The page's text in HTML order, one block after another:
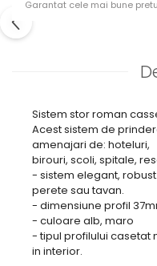
Garantat cele mai bune
Sistem stor roman
Acest sistem de
amenajari de: hoteluri,
birouri, scoli, spitale,
- sistem elegant,
perete sau tavan.
- dimensiune profil
- culoare alb, maro
- tipul profilului casetat
in interior.